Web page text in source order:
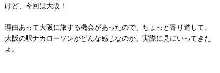
けど、今回は大阪！
理由あって大阪に旅する機会があったので、ちょっと寄り道して、
大阪の駅ナカローソンがどんな感じなのか、実際に見にいってきた
よ。